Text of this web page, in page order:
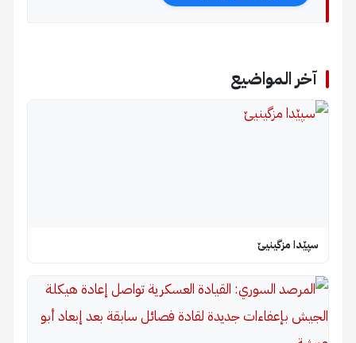
آخر المواضيع
سپێدا مزگینیێ